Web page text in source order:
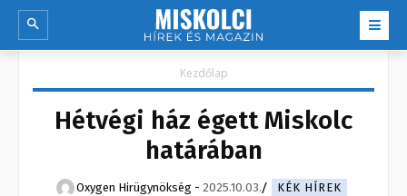
Kezdőlap
Hétvégi ház égett Miskolc
határában
Oxygen Hirügynökség - 2025.10.03. KÉK HÍREK